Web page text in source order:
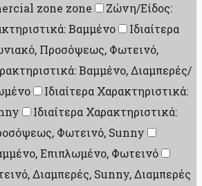
zone zone
Ζώνη/Είδος:
Βαμμένο
Ιδιαίτερα
Προσόψεως, Φωτεινό,
Βαμμένο, Διαμπερές/
Ιδιαίτερα Χαρακτηριστικά:
Ιδιαίτερα Χαρακτηριστικά:
Φωτεινό, Sunny
Επιπλωμένο, Φωτεινό
Διαμπερές, Sunny, Διαμπερές